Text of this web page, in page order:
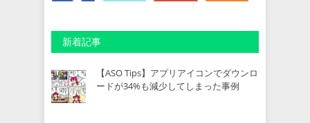
新着記事
【ASO Tips】アプリアイコンでダウンロ
ードが34%も減少してしまった事例